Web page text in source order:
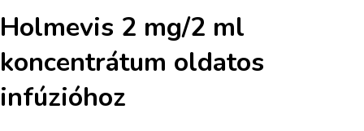
Holmevis 2 mg/2 ml
koncentrátum oldatos
infúzióhoz